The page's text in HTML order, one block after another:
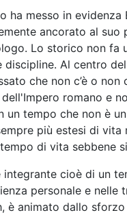
messo in evidenza
ancorato al suo
Lo storico non fa
Al centro
che non c’è o
romano e
tempo che non è
più estesi di vita
di vita sebbene
cioè di un
personale e nelle
animato dallo